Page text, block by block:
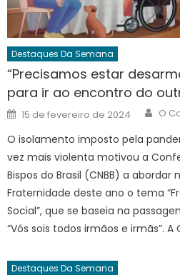
Destaques Da Semana
“Precisamos estar
para ir ao encontro do
Posted
on
15 de fevereiro de 2024 O
O isolamento imposto pela
vez mais violenta motivou a
Bispos do Brasil (CNBB) a abordar
Fraternidade deste ano o tema
Social”, que se baseia na
“Vós sois todos irmãos e irmãs”.
Destaques Da Semana